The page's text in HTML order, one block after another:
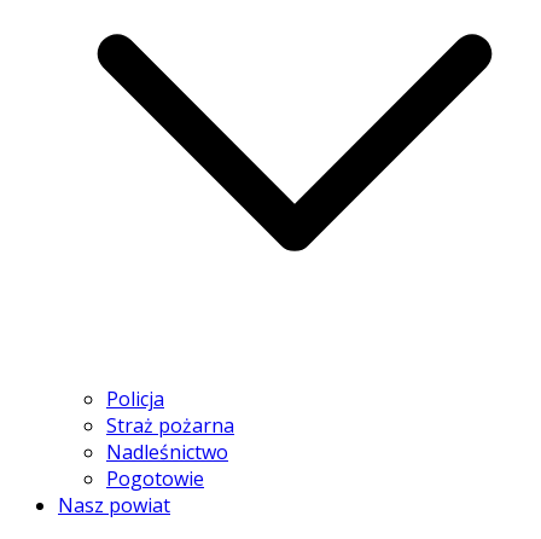
Policja
Straż pożarna
Nadleśnictwo
Pogotowie
Nasz powiat